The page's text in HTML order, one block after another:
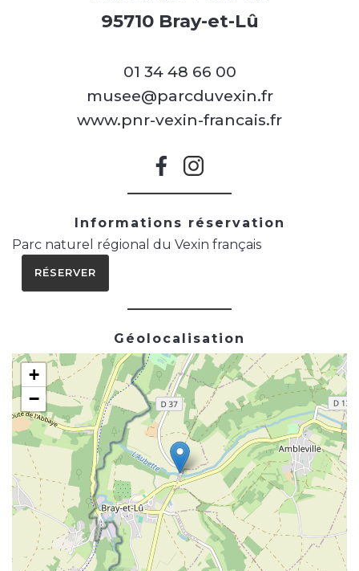
95710 Bray-et-Lû
01 34 48 66 00
musee@parcduvexin.fr
www.pnr-vexin-francais.fr
Informations réservation
Parc naturel régional du Vexin français
RÉSERVER
Géolocalisation
+
−